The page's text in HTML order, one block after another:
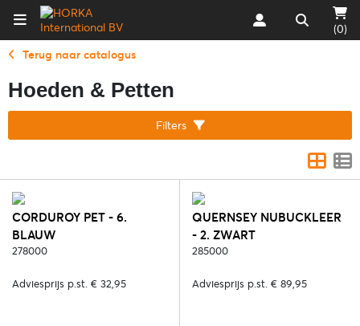
(0)
Terug naar catalogus
Hoeden & Petten
Filters
CORDUROY PET - 6.
BLAUW
278000
Adviesprijs p.st. € 32,95
QUERNSEY NUBUCKLEER
- 2. ZWART
285000
Adviesprijs p.st. € 89,95